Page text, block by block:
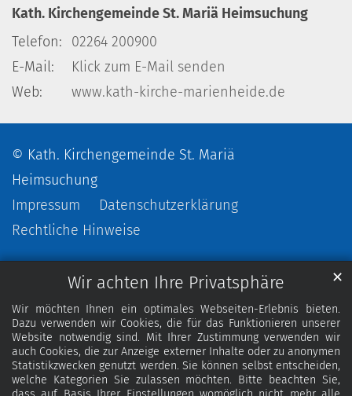
Wir achten Ihre Privatsphäre
Wir möchten Ihnen ein optimales Webseiten-Erlebnis bieten.
Dazu verwenden wir Cookies, die für das Funktionieren unserer
Website notwendig sind. Mit Ihrer Zustimmung verwenden wir
auch Cookies, die zur Anzeige externer Inhalte oder zu anonymen
Statistikzwecken genutzt werden. Sie können selbst entscheiden,
welche Kategorien Sie zulassen möchten. Bitte beachten Sie,
✕
Kath. Kirchengemeinde St. Mariä Heimsuchung
Telefon:
02264 200900
E-Mail:
Klick zum E-Mail senden
Web:
www.kath-kirche-marienheide.de
© Kath. Kirchengemeinde St. Mariä
Heimsuchung
Impressum
Datenschutzerklärung
Rechtliche Hinweise